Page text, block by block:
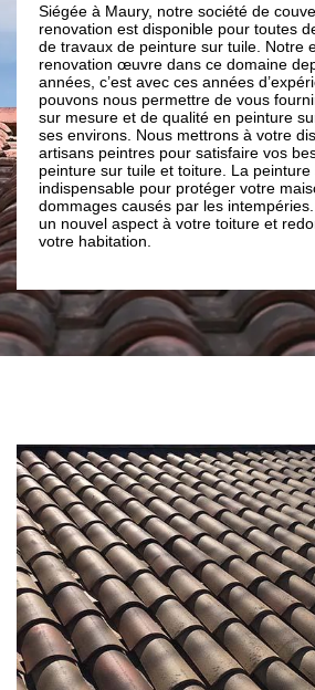
société de couverture Brun
pour toutes demandes en matière
sur tuile. Notre entreprise Brun
dans ce domaine depuis déjà plusieurs
ces années d’expérience que nous
de vous fournir des prestations
qualité en peinture sur tuile dans le 66 et
mettrons à votre disposition nos
satisfaire vos besoins et demande en
toiture. La peinture sur toit est
protéger votre maison après les
par les intempéries. Cela donnera aussi
à votre toiture et redonnera du charme à